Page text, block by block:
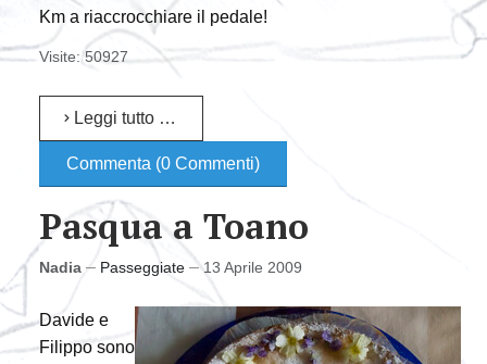
Km a riaccrocchiare il pedale!
Visite: 50927
Leggi tutto …
Commenta (0 Commenti)
Pasqua a Toano
Nadia Passeggiate 13 Aprile 2009
Davide e
Filippo sono